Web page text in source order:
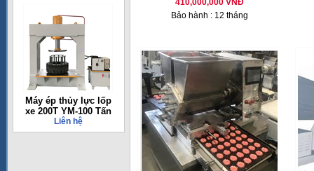
Máy ép thủy lực lốp
xe 200T YM-100 Tấn
Liên hệ
410,000,000 VNĐ
Bảo hành : 12 tháng